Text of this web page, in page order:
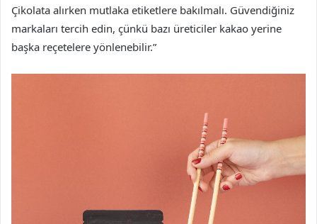
Çikolata alırken mutlaka etiketlere bakılmalı. Güvendiğiniz
markaları tercih edin, çünkü bazı üreticiler kakao yerine
başka reçetelere yönlenebilir.”